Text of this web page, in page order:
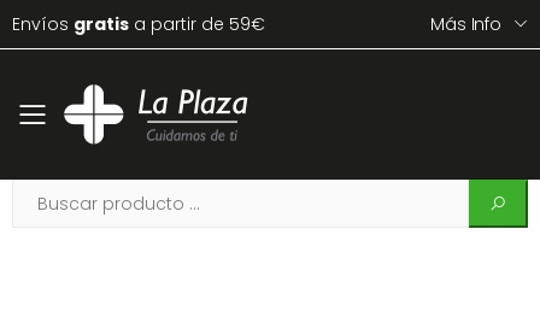
Envíos gratis a partir de 59€ Más Info
Toggle mobile menu